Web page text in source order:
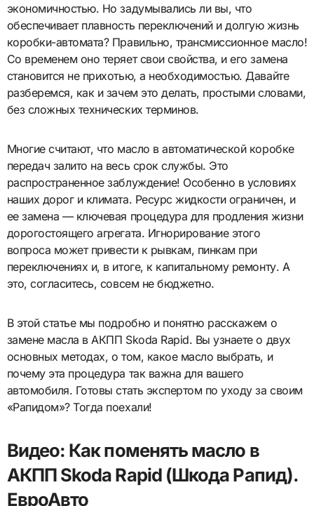
экономичностью. Но задумывались ли вы, что
обеспечивает плавность переключений и долгую жизнь
коробки-автомата? Правильно, трансмиссионное масло!
Со временем оно теряет свои свойства, и его замена
становится не прихотью, а необходимостью. Давайте
разберемся, как и зачем это делать, простыми словами,
без сложных технических терминов.
Многие считают, что масло в автоматической коробке
передач залито на весь срок службы. Это
распространенное заблуждение! Особенно в условиях
наших дорог и климата. Ресурс жидкости ограничен, и
ее замена — ключевая процедура для продления жизни
дорогостоящего агрегата. Игнорирование этого
вопроса может привести к рывкам, пинкам при
переключениях и, в итоге, к капитальному ремонту. А
это, согласитесь, совсем не бюджетно.
В этой статье мы подробно и понятно расскажем о
замене масла в АКПП Skoda Rapid. Вы узнаете о двух
основных методах, о том, какое масло выбрать, и
почему эта процедура так важна для вашего
автомобиля. Готовы стать экспертом по уходу за своим
«Рапидом»? Тогда поехали!
Видео: Как поменять масло в
АКПП Skoda Rapid (Шкода Рапид).
ЕвроАвто